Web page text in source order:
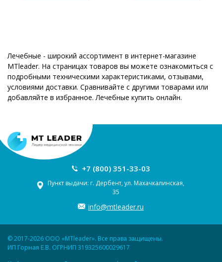
Лечебные - широкий ассортимент в интернет-магазине
MTleader. На страницах товаров вы можете ознакомиться с
подробными техническими характеристиками, отзывами,
условиями доставки. Сравнивайте с другими товарами или
добавляйте в избранное. Лечебные купить онлайн.
+7 (800) 351-33-03
Пункт выдачи: г. Дербент, ул. Махачкалинская,
35
info@mtleader.ru
© 2017-2026 ООО «MTleader». Все права защищены.
ИП Горная Е.В. ОГРНИП 319325600029617